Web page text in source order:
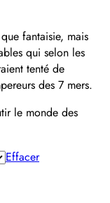
que fantaisie, mais
qui selon les
tenté de
des 7 mers.
le monde des
Effacer